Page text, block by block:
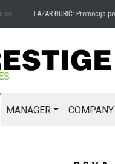
LAZAR ĐURIĆ: Promocija
MANAGER COMPANY